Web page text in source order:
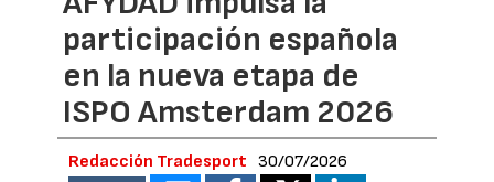
participación española
en la nueva etapa de
ISPO Amsterdam 2026
Redacción Tradesport 30/07/2026